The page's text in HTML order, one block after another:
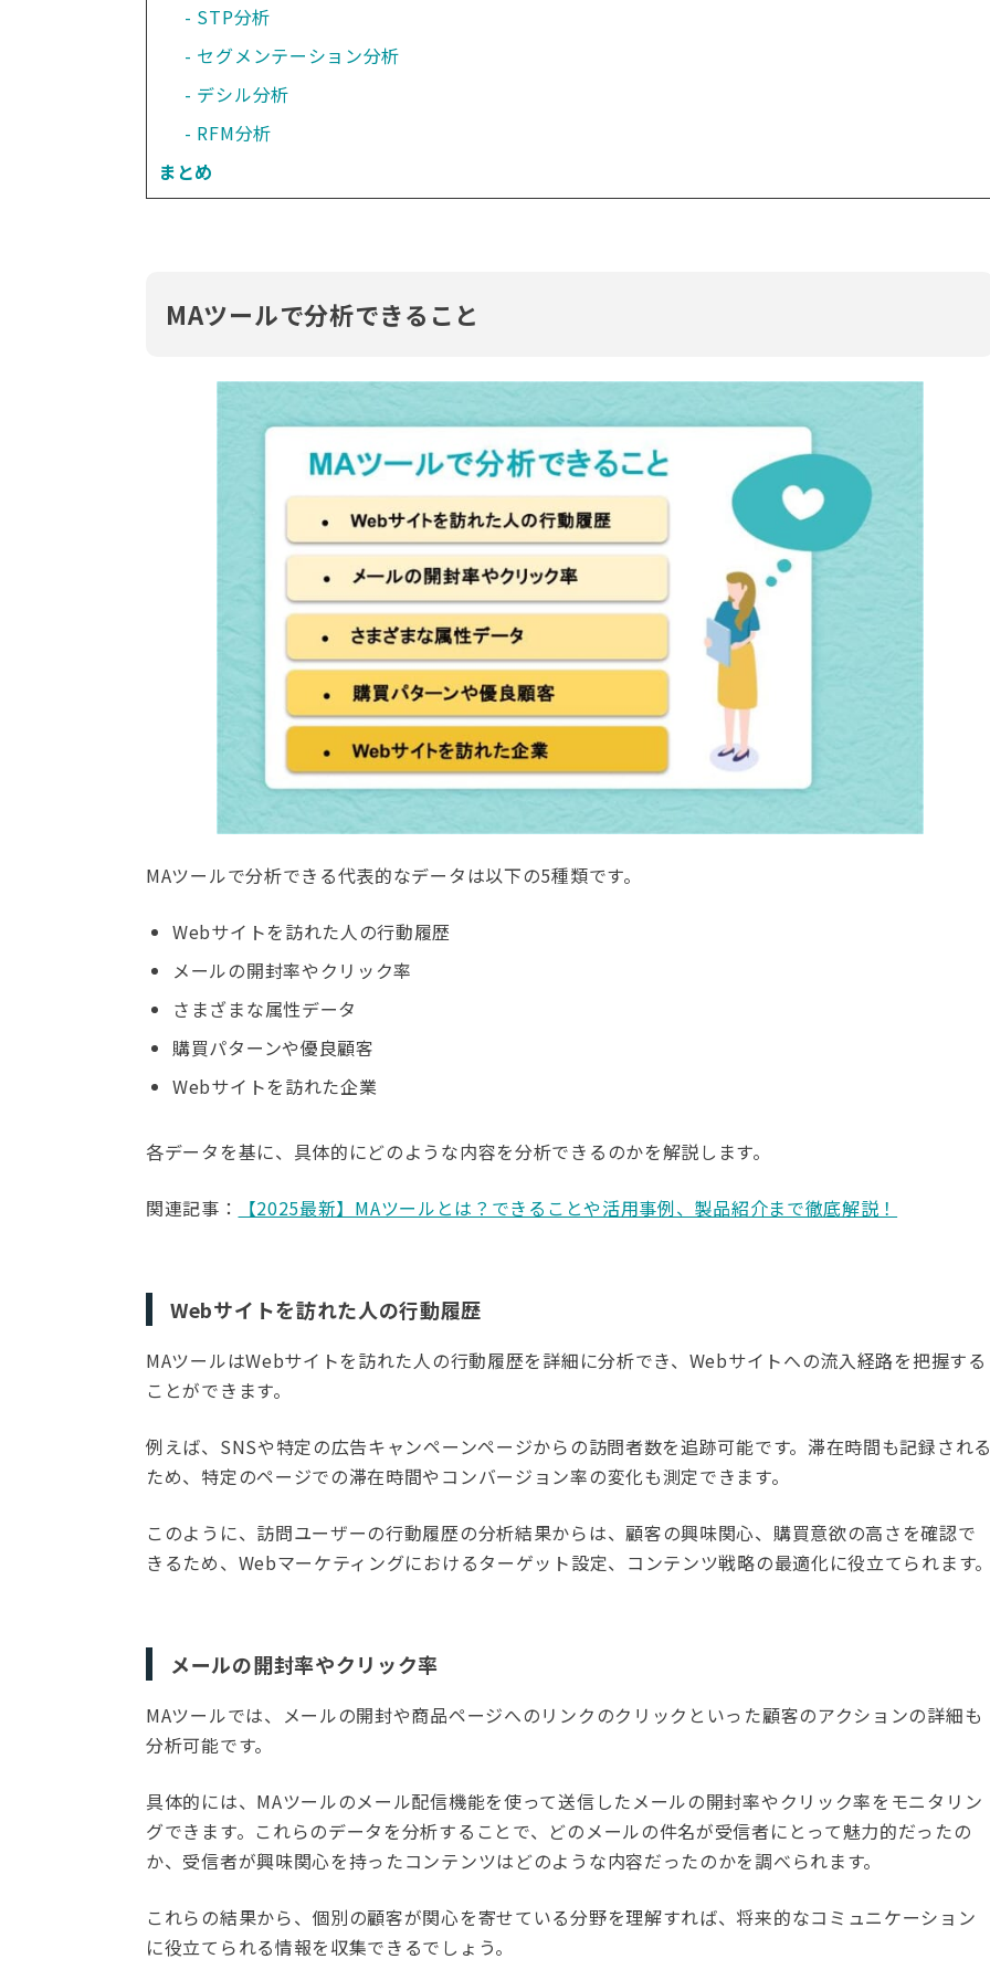
STP分析
セグメンテーション分析
デシル分析
RFM分析
まとめ
MAツールで分析できること
MAツールで分析できる代表的なデータは以下の5種類です。
Webサイトを訪れた人の行動履歴
メールの開封率やクリック率
さまざまな属性データ
購買パターンや優良顧客
Webサイトを訪れた企業
各データを基に、具体的にどのような内容を分析できるのかを解説します。
関連記事： 【2025最新】MAツールとは？できることや活用事例、製品紹介まで徹底解説！
Webサイトを訪れた人の行動履歴
MAツールはWebサイトを訪れた人の行動履歴を詳細に分析でき、Webサイトへの流入経路を把握する
ことができます。
例えば、SNSや特定の広告キャンペーンページからの訪問者数を追跡可能です。滞在時間も記録される
ため、特定のページでの滞在時間やコンバージョン率の変化も測定できます。
このように、訪問ユーザーの行動履歴の分析結果からは、顧客の興味関心、購買意欲の高さを確認で
きるため、Webマーケティングにおけるターゲット設定、コンテンツ戦略の最適化に役立てられます。
メールの開封率やクリック率
MAツールでは、メールの開封や商品ページへのリンクのクリックといった顧客のアクションの詳細も
分析可能です。
具体的には、MAツールのメール配信機能を使って送信したメールの開封率やクリック率をモニタリン
グできます。これらのデータを分析することで、どのメールの件名が受信者にとって魅力的だったの
か、受信者が興味関心を持ったコンテンツはどのような内容だったのかを調べられます。
これらの結果から、個別の顧客が関心を寄せている分野を理解すれば、将来的なコミュニケーション
に役立てられる情報を収集できるでしょう。